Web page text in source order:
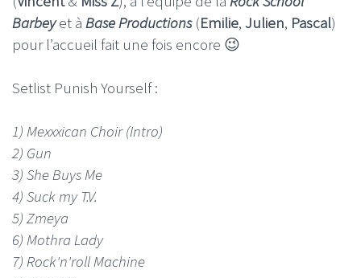
Barbeyet à Base Productions(Emilie, Julien, Pascal)
pour l’accueil fait une fois encore 😉
Setlist Punish Yourself :
1) Mexxxican Choir (Intro)
2) Gun
3) She Buys Me
4) Suck my T.V.
5) Zmeya
6) Mothra Lady
7) Rock'n'roll Machine